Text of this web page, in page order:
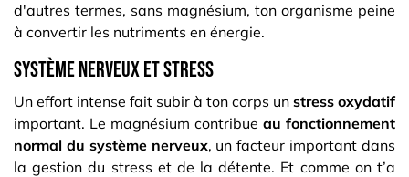
d'autres termes, sans magnésium, ton organisme peine
à convertir les nutriments en énergie.
système nerveux et stress
Un effort intense fait subir à ton corps un stress oxydatif
important. Le magnésium contribue au fonctionnement
normal du système nerveux, un facteur important dans
la gestion du stress et de la détente. Et comme on t’a